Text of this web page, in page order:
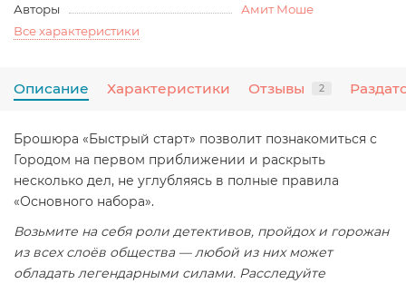
Авторы
Амит Моше
Все характеристики
Описание Характеристики Отзывы 2
Брошюра «Быстрый старт» позволит познакомиться с
Городом на первом приближении и раскрыть
несколько дел, не углубляясь в полные правила
«Основного набора».
Возьмите на себя роли детективов, пройдох и горожан
из всех слоёв общества — любой из них может
обладать легендарными силами. Расследуйте